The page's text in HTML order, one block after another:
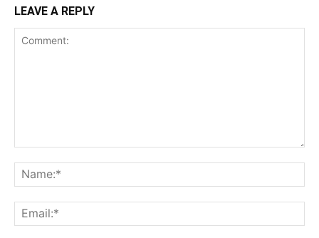
LEAVE A REPLY